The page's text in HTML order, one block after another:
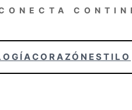
CORAZÓN ESTILO